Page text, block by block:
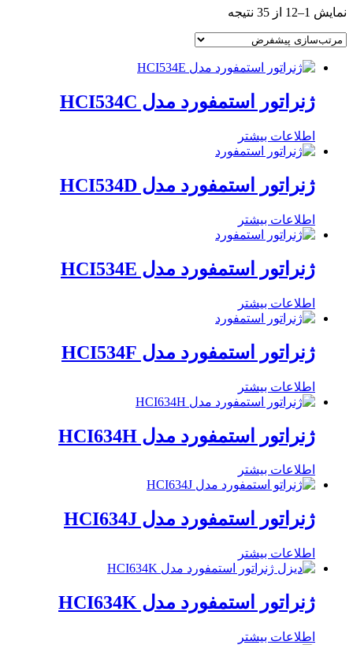
نمایش 1–12 از 35 نتیجه
ژنراتور استمفورد مدل HCI534C
اطلاعات بیشتر
ژنراتور استمفورد مدل HCI534D
اطلاعات بیشتر
ژنراتور استمفورد مدل HCI534E
اطلاعات بیشتر
ژنراتور استمفورد مدل HCI534F
اطلاعات بیشتر
ژنراتور استمفورد مدل HCI634H
اطلاعات بیشتر
ژنراتور استمفورد مدل HCI634J
اطلاعات بیشتر
ژنراتور استمفورد مدل HCI634K
اطلاعات بیشتر